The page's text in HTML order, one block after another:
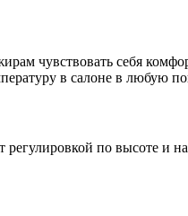
чувствовать себя
в салоне в любую
по высоте и